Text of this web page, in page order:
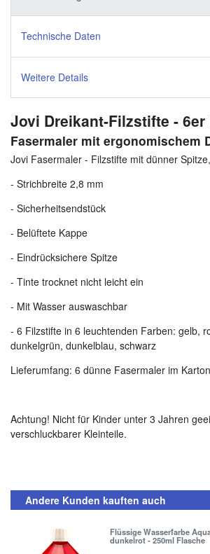
Technische Daten
Weitere Details
Jovi Dreikant-Filzstifte - 6er
Fasermaler mit ergonomischem
Jovi Fasermaler - Filzstifte mit dünner
- Strichbreite 2,8 mm
- Sicherheitsendstück
- Belüftete Kappe
- Eindrücksichere Spitze
- Tinte trocknet nicht leicht ein
- Mit Wasser auswaschbar
- 6 Filzstifte in 6 leuchtenden Farben: gelb,
dunkelgrün, dunkelblau, schwarz
Lieferumfang: 6 dünne Fasermaler im
Achtung! Nicht für Kinder unter 3 Jahren
verschluckbarer Kleinteile.
Andere Kunden kauften auch
Flüssige Wasserfarbe
dunkelrot - 250ml Flasche